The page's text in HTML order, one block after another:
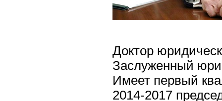
Доктор
Заслуженный
Имеет первый
2014-2017